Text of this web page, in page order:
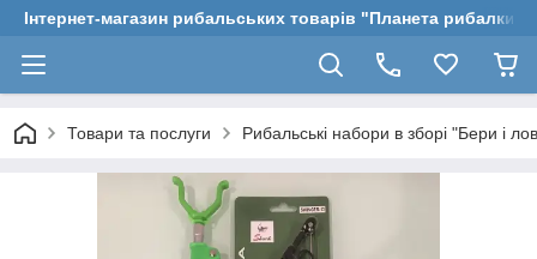
Інтернет-магазин рибальських товарів "Планета рибалки"
Товари та послуги Рибальські набори в зборі "Бери і